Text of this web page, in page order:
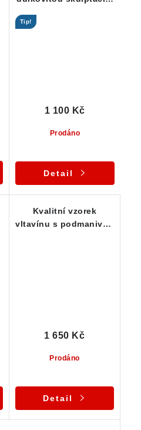
Čechy - 0,73 g
Tip!
Prodáno
1 100 Kč
Detail
Kvalitní vzorek
vltavínu s podmanivou
Prodáno
1 650 Kč
Detail